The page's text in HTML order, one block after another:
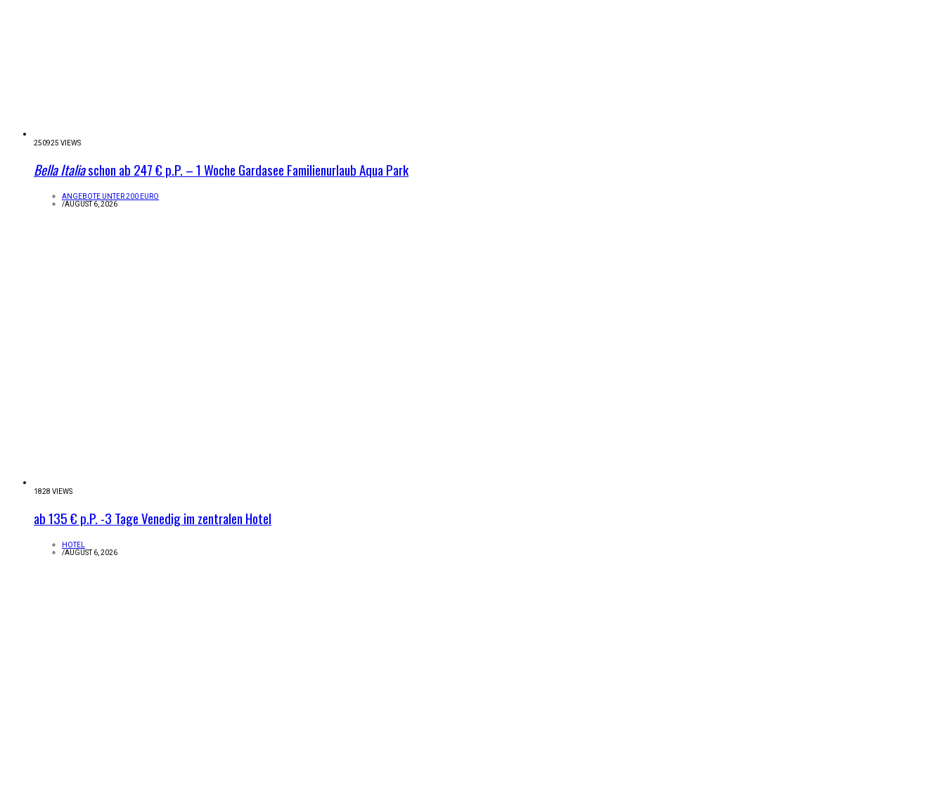
250925 VIEWS
Bella Italiaschon ab 247 € p.P. – 1 Woche Gardasee Familienurlaub Aqua Park
ANGEBOTE UNTER 200 EURO
/AUGUST 6, 2026
1828 VIEWS
ab 135 € p.P. -3 Tage Venedig im zentralen Hotel
HOTEL
/AUGUST 6, 2026